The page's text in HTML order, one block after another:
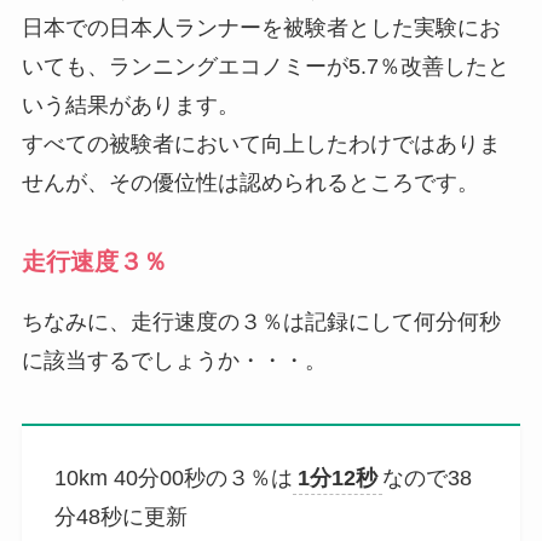
日本での日本人ランナーを被験者とした実験にお
いても、ランニングエコノミーが5.7％改善したと
いう結果があります。
すべての被験者において向上したわけではありま
せんが、その優位性は認められるところです。
走行速度３％
ちなみに、走行速度の３％は記録にして何分何秒
に該当するでしょうか・・・。
10km 40分00秒の３％は 1分12秒 なので38
分48秒に更新